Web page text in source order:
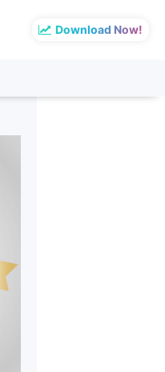
Download Now!